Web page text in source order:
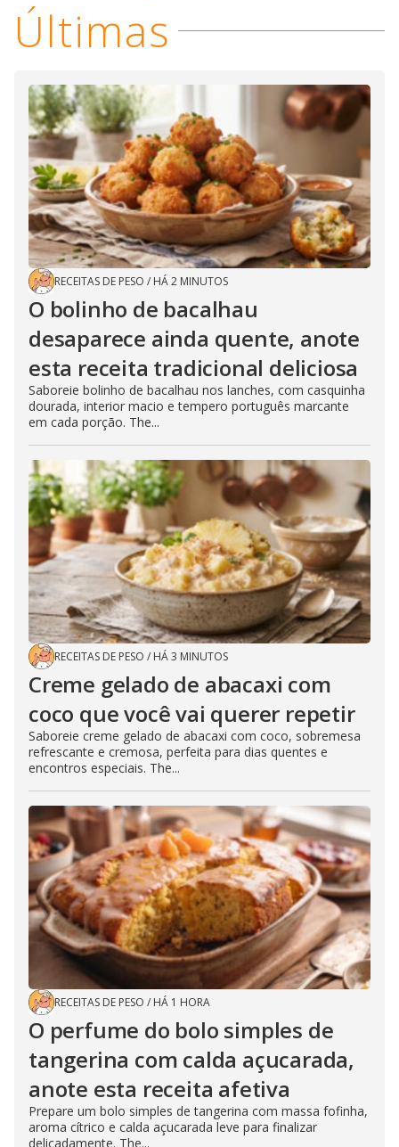
Últimas
RECEITAS DE PESO / HÁ 2 MINUTOS
O bolinho de bacalhau
desaparece ainda quente, anote
esta receita tradicional deliciosa
Saboreie bolinho de bacalhau nos lanches, com casquinha
dourada, interior macio e tempero português marcante
em cada porção. The...
RECEITAS DE PESO / HÁ 3 MINUTOS
Creme gelado de abacaxi com
coco que você vai querer repetir
Saboreie creme gelado de abacaxi com coco, sobremesa
refrescante e cremosa, perfeita para dias quentes e
encontros especiais. The...
RECEITAS DE PESO / HÁ 1 HORA
O perfume do bolo simples de
tangerina com calda açucarada,
anote esta receita afetiva
Prepare um bolo simples de tangerina com massa fofinha,
aroma cítrico e calda açucarada leve para finalizar
delicadamente. The...